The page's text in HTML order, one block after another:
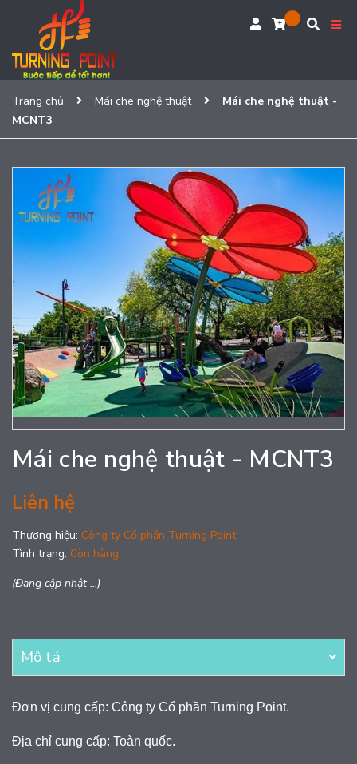
Trang chủ Mái che nghệ thuật
Mái che nghệ thuật -
MCNT3
Mái che nghệ thuật - MCNT3
Liên hệ
Thương hiệu: Công ty Cổ phần Turning Point
Tình trạng: Còn hàng
(Đang cập nhật ...)
Mô tả
Đơn vị cung cấp: Công ty Cổ phần Turning Point.
Địa chỉ cung cấp: Toàn quốc.